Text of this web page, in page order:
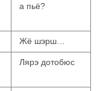
а пьё?
Жё шэрш…
Лярэ дотобюс